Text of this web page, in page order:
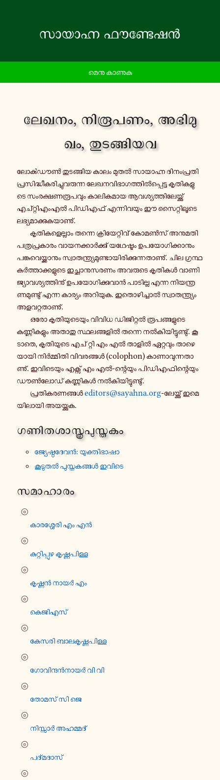
മെനു കാണുക
ലേഖനം, നി​രൂ​പ​ണം, അഭി​മു​
ഖം, തു​ട​ങ്ങി​യവ
ലോൿ​ഡൗൺ തു​ട​ങ്ങിയ കാലം മുതൽ സാ​യാ​ഹ്ന ദി​നം​പ്ര​തി
പ്ര​സി​ദ്ധീ​ക​രി​ച്ചു​വ​രു​ന്ന ലേ​ഖ​ന​വി​ഭാ​ഗ​ത്തിൽ​പ്പെ​ട്ട കൃ​തി​ക​ളു​
ടെ സം​ര​ക്ഷ​ണ​രൂ​പ​വും കാ​ലി​ക​മായ ആവ​ശ്യ​ത്തി​ലേ​യ്ക്കു്
എച്റ്റി​എം​എൽ പി​ഡി​എ​ഫ് എന്നി​വ​യും ഈ സൈ​റ്റി​ലൂ​ടെ
ലഭ്യ​മാ​ക്കു​ക​യാ​ണു്.
കൃ​തി​ക​ളെ​ല്ലാം തന്നെ ക്രി​യേ​റ്റി​വ് കോ​മൺ​സ് അനു​മ​തി​
പ​ത്ര​പ്ര​കാ​രം വാ​യ​ന​ക്കാർ​ക്കു് യഥേ​ഷ്ടം ഉപ​യോ​ഗി​ക്കാ​നും
പങ്കു​വെ​യ്ക്കാ​നും സ്വാ​ത​ന്ത്ര്യ​മു​ണ്ടാ​യി​രി​ക്കു​ന്ന​താ​ണു്. ചില ഗ്ര​ന്ഥ​
കർ​ത്താ​ക്ക​ളു​ടെ ഇച്ഛാ​നു​സ​ര​ണം അവ​രു​ടെ കൃ​തി​കൾ വാ​ണി​
ജ്യാ​വ​ശ്യ​ത്തി​നു് ഉപ​യോ​ഗി​ക്കു​വാൻ പാ​ടി​ല്ല എന്ന നി​യ​ന്ത്ര​
ണ​മു​ണ്ടു് എന്ന കാ​ര്യം അറി​യുക. ഇതൊ​ഴി​ച്ചാൽ സ്വാ​ത​ന്ത്ര്യം
അള​വ​റ്റ​താ​ണു്.
ഒരോ കൃ​തി​യു​ടെ​യും വിവിധ ഡി​ജി​റ്റൽ രൂ​പ​ങ്ങ​ളു​ടെ
കണ്ണി​ക​ളും അതാതു സ്ഥ​ല​ങ്ങ​ളിൽ തന്നെ നൽ​കി​യി​ട്ടു​ണ്ടു്. കൂ​
ടാ​തെ, കൃ​തി​യു​ടെ എച് റ്റി എം എൽ താളിൽ ഏറ്റ​വും താ​ഴെ​
യാ​യി നിർ​മ്മി​തി വി​വ​ര​ങ്ങൾ (colophon) കാ​ണാ​വു​ന്ന​താ​
ണു്. ഇവി​ടെ​യും എക്സ് എം എൽ-​ന്റെയും പി​ഡി​എ​ഫി​ന്റെ​യും
ഡൗൺ​ലോ​ഡ് കണ്ണി​കൾ നൽ​കി​യി​ട്ടു​ണ്ടു്.
പ്ര​തി​ക​ര​ണ​ങ്ങൾeditors@sayahna.org-​ലേയ്ക്കു് ഇമെ​
യി​ലാ​യി അയ​യ്ക്കുക.
ഗണി​ത​ശാ​സ്ത്ര​പു​സ്ത​കം
ജ്യേ​ഷ്ഠ​ദേ​വൻ: യു​ക്തി​ഭാ​ഷാ
കൂ​ടു​തൽ പു​സ്ത​ക​ങ്ങൾ ഇവിടെ
സമാ​ഹാ​രം
⦾
കാ​ര​ശ്ശേ​രി എം എൻ
⦾
കു​റ്റി​പ്പുഴ കൃ​ഷ്ണ​പി​ള്ള
⦾
കൃ​ഷ്ണന്‍ നാ​യര്‍ എം
⦾
കെ​ജി​എ​സ്
⦾
കേസരി ബാ​ല​കൃ​ഷ്ണ​പി​ള്ള
⦾
ഗോ​വി​ന്ദന്‍നാ​യർ വി വി
⦾
തോമസ് സി ജെ
⦾
നി​സ്സാർ അഹ​മ്മ​ദ്
⦾
പദ്മ​ദാ​സ്
⦾